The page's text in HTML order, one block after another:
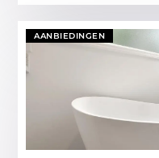
AANBIEDINGEN